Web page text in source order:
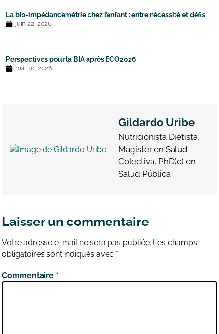
La bio-impédancemétrie chez l’enfant : entre nécessité et défis
juin 22, 2026
Perspectives pour la BIA après ECO2026
mai 30, 2026
Gildardo Uribe
Nutricionista Dietista,
Magíster en Salud
Colectiva, PhD(c) en
Salud Pública
Laisser un commentaire
Votre adresse e-mail ne sera pas publiée. Les champs
obligatoires sont indiqués avec *
Commentaire *